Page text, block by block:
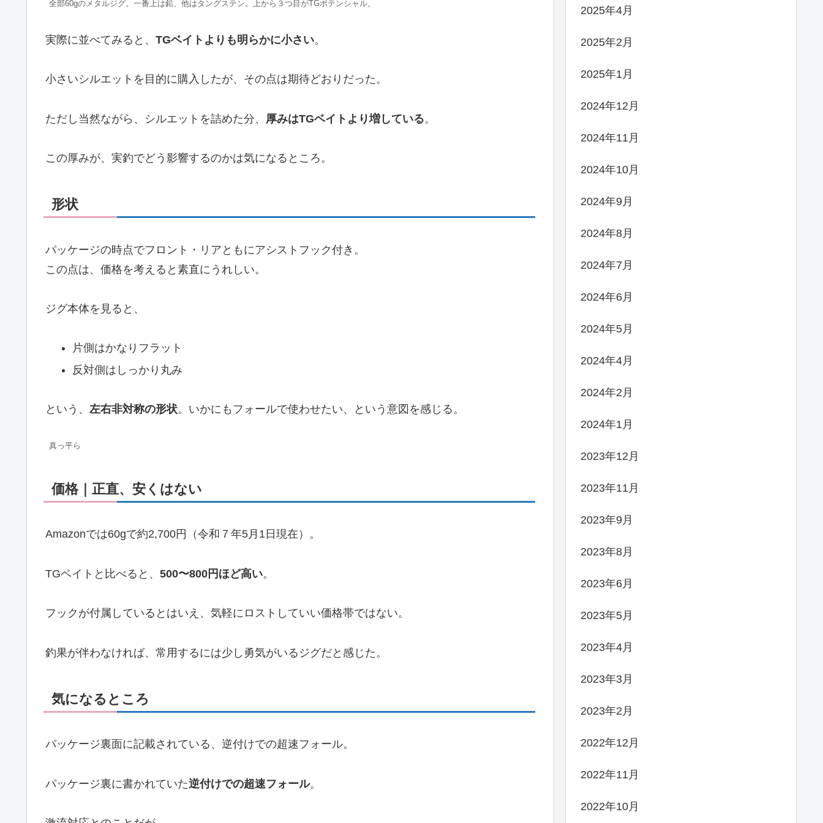
全部60gのメタルジグ。一番上は鉛、他はタングステン。上から３つ目がTGポテンシャル。
実際に並べてみると、 TGベイトよりも明らかに小さい。
小さいシルエットを目的に購入したが、その点は期待どおりだった。
ただし当然ながら、シルエットを詰めた分、 厚みはTGベイトより増している。
この厚みが、実釣でどう影響するのかは気になるところ。
形状
パッケージの時点でフロント・リアともにアシストフック付き。
この点は、価格を考えると素直にうれしい。
ジグ本体を見ると、
片側はかなりフラット
反対側はしっかり丸み
という、 左右非対称の形状。いかにもフォールで使わせたい、という意図を感じる。
真っ平ら
価格｜正直、安くはない
Amazonでは60gで約2,700円（令和７年5月1日現在）。
TGベイトと比べると、 500〜800円ほど高い。
フックが付属しているとはいえ、気軽にロストしていい価格帯ではない。
釣果が伴わなければ、常用するには少し勇気がいるジグだと感じた。
気になるところ
パッケージ裏面に記載されている、逆付けでの超速フォール。
パッケージ裏に書かれていた逆付けでの超速フォール。
2025年4月
2025年2月
2025年1月
2024年12月
2024年11月
2024年10月
2024年9月
2024年8月
2024年7月
2024年6月
2024年5月
2024年4月
2024年2月
2024年1月
2023年12月
2023年11月
2023年9月
2023年8月
2023年6月
2023年5月
2023年4月
2023年3月
2023年2月
2022年12月
2022年11月
2022年10月